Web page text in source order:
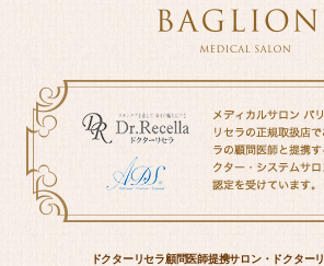
ドクターリセラ顧問医師提携サロン・ドクター